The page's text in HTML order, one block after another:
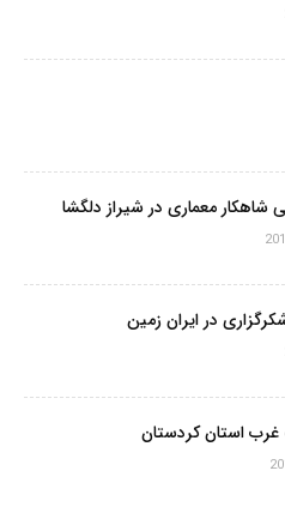
معماری در شیراز دلگشا
در ایران زمین
غرب استان کردستان